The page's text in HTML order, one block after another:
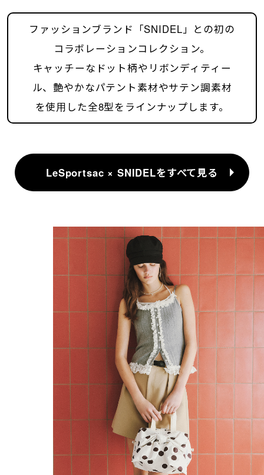
ファッションブランド「SNIDEL」との初の
コラボレーションコレクション。
キャッチーなドット柄やリボンディティー
ル、艶やかなパテント素材やサテン調素材
を使用した全8型をラインナップします。
LeSportsac × SNIDELをすべて見る